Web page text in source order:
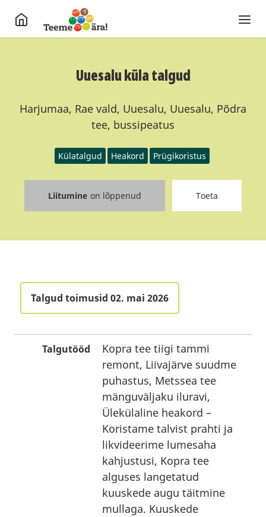
Uuesalu küla talgud
Harjumaa, Rae vald, Uuesalu, Uuesalu, Põdra
tee, bussipeatus
Külatalgud Heakord Prügikoristus
Liitumine on lõppenud Toeta
Talgud toimusid 02. mai 2026
Talgutööd
Kopra tee tiigi tammi
remont, Liivajärve suudme
puhastus, Metssea tee
mänguväljaku iluravi,
Ülekülaline heakord –
Koristame talvist prahti ja
likvideerime lumesaha
kahjustusi, Kopra tee
alguses langetatud
kuuskede augu täitmine
mullaga. Kuuskede